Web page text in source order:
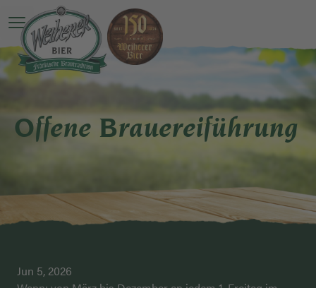
Open main menu
Offene Brauereiführung
Jun 5, 2026